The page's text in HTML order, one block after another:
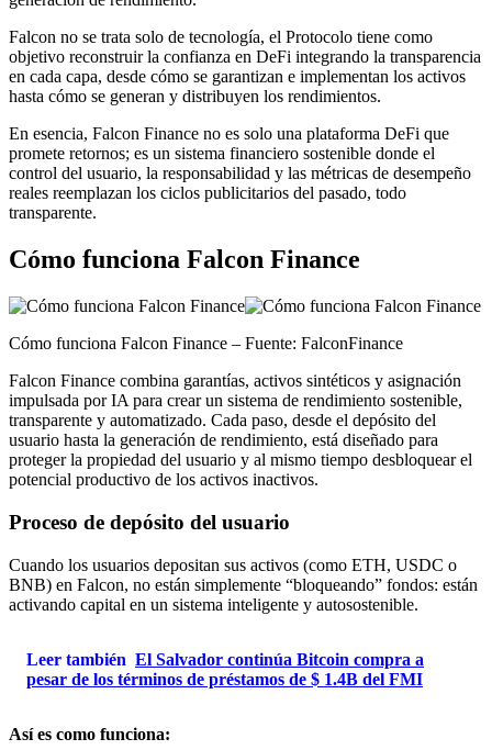
Falcon no se trata solo de tecnología, el Protocolo tiene como
objetivo reconstruir la confianza en DeFi integrando la transparencia
en cada capa, desde cómo se garantizan e implementan los activos
hasta cómo se generan y distribuyen los rendimientos.
En esencia, Falcon Finance no es solo una plataforma DeFi que
promete retornos; es un sistema financiero sostenible donde el
control del usuario, la responsabilidad y las métricas de desempeño
reales reemplazan los ciclos publicitarios del pasado, todo
transparente.
Cómo funciona Falcon Finance
Cómo funciona Falcon Finance – Fuente: FalconFinance
Falcon Finance combina garantías, activos sintéticos y asignación
impulsada por IA para crear un sistema de rendimiento sostenible,
transparente y automatizado. Cada paso, desde el depósito del
usuario hasta la generación de rendimiento, está diseñado para
proteger la propiedad del usuario y al mismo tiempo desbloquear el
potencial productivo de los activos inactivos.
Proceso de depósito del usuario
Cuando los usuarios depositan sus activos (como ETH, USDC o
BNB) en Falcon, no están simplemente “bloqueando” fondos: están
activando capital en un sistema inteligente y autosostenible.
Leer también El Salvador continúa Bitcoin compra a
pesar de los términos de préstamos de $ 1.4B del FMI
Así es como funciona: